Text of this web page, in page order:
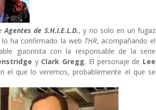
Agentes de S.H.I.E.L.D., y no solo en un fugaz
ha confirmado la web THR, acompañando el
guionista con la responsable de la serie
y Clark Gregg. El personaje de Lee
el que lo veremos, probablemente el que se